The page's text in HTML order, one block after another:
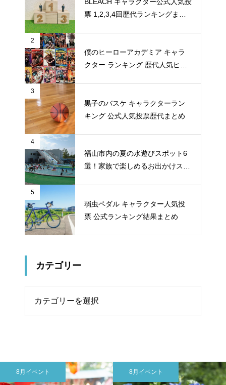
BLEACH キャラクター公式人気投
票 1,2,3,4回歴代ランキングまと
2
僕のヒーローアカデミア キャラ
クター ランキング 歴代人気ヒー
3
黒子のバスケ キャラクターラン
キング 公式人気投票歴代まとめ
4
福山市内の夏の水遊びスポット6
選！家族で楽しめるお出かけスポ
5
弱虫ペダル キャラクター人気投
票 公式ランキング結果まとめ
カテゴリー
8月イベント トップニュース